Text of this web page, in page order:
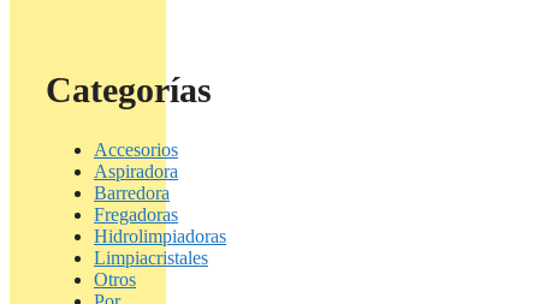
Categorías
Accesorios
Aspiradora
Barredora
Fregadoras
Hidrolimpiadoras
Limpiacristales
Otros